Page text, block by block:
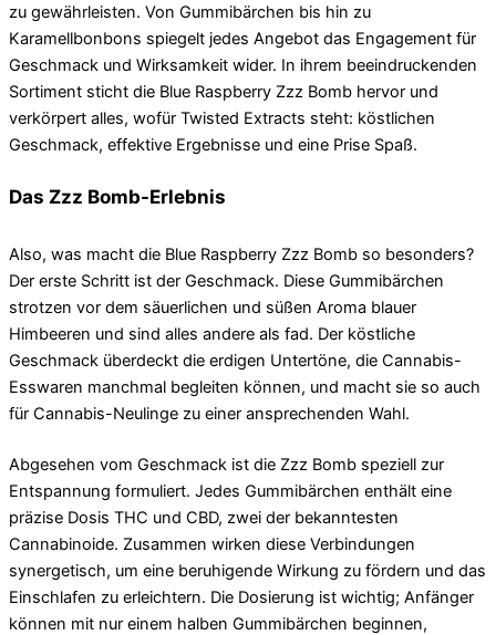
zu gewährleisten. Von Gummibärchen bis hin zu
Karamellbonbons spiegelt jedes Angebot das Engagement für
Geschmack und Wirksamkeit wider. In ihrem beeindruckenden
Sortiment sticht die Blue Raspberry Zzz Bomb hervor und
verkörpert alles, wofür Twisted Extracts steht: köstlichen
Geschmack, effektive Ergebnisse und eine Prise Spaß.
Das Zzz Bomb-Erlebnis
Also, was macht die Blue Raspberry Zzz Bomb so besonders?
Der erste Schritt ist der Geschmack. Diese Gummibärchen
strotzen vor dem säuerlichen und süßen Aroma blauer
Himbeeren und sind alles andere als fad. Der köstliche
Geschmack überdeckt die erdigen Untertöne, die Cannabis-
Esswaren manchmal begleiten können, und macht sie so auch
für Cannabis-Neulinge zu einer ansprechenden Wahl.
Abgesehen vom Geschmack ist die Zzz Bomb speziell zur
Entspannung formuliert. Jedes Gummibärchen enthält eine
präzise Dosis THC und CBD, zwei der bekanntesten
Cannabinoide. Zusammen wirken diese Verbindungen
synergetisch, um eine beruhigende Wirkung zu fördern und das
Einschlafen zu erleichtern. Die Dosierung ist wichtig; Anfänger
können mit nur einem halben Gummibärchen beginnen,